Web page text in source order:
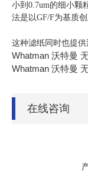
小到0.7um的细小颗
法是以GF/F为基质
这种滤纸同时也提
Whatman 沃特曼
Whatman 沃特曼
在线咨询